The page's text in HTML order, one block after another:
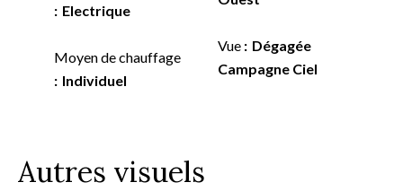
Electrique
Moyen de chauffage
Individuel
Vue
Dégagée
Campagne Ciel
Autres visuels